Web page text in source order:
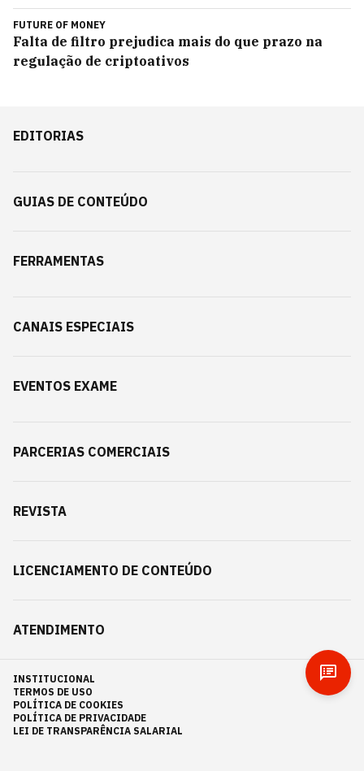
FUTURE OF MONEY
Falta de filtro prejudica mais do que prazo na
regulação de criptoativos
EDITORIAS
GUIAS DE CONTEÚDO
FERRAMENTAS
CANAIS ESPECIAIS
EVENTOS EXAME
PARCERIAS COMERCIAIS
REVISTA
LICENCIAMENTO DE CONTEÚDO
ATENDIMENTO
INSTITUCIONAL
TERMOS DE USO
POLÍTICA DE COOKIES
POLÍTICA DE PRIVACIDADE
LEI DE TRANSPARÊNCIA SALARIAL